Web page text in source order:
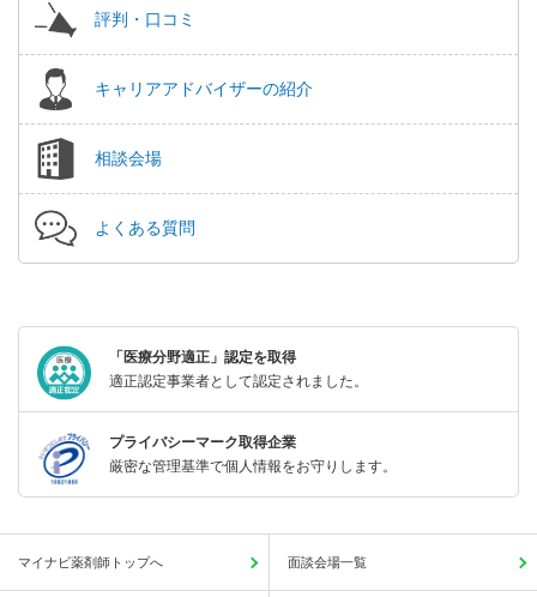
評判・口コミ
キャリアアドバイザーの紹介
相談会場
よくある質問
「医療分野適正」認定を取得
適正認定事業者として認定されました。
プライバシーマーク取得企業
厳密な管理基準で個人情報をお守りします。
マイナビ薬剤師トップへ 面談会場一覧